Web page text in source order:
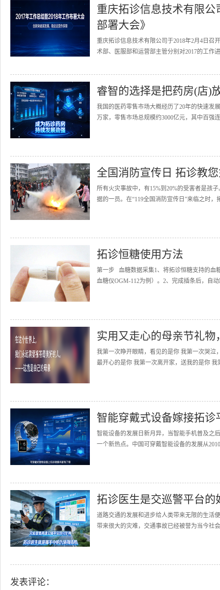
重庆拓诊信息技术有限公
部署大会》
重庆拓诊信息技术有限公司于2018年2月4日召
术部、医服部和运营部主管分别对2017的工作
睿智的选择是把药房(店)
我国的医药零售市场大概经历了20年的快速发
万家，零售市场总规模约3000亿元，其中百强
全国消防宣传日 拓诊教
所有火灾事故中，有15%到20%的受害者是孩
据的一员。在“119全国消防宣传日”来临之时
拓诊恒糖使用方法
第一步 血糖数据采集1、将拓诊恒糖支持的血
血糖仪OGM-112为例）。2、完成插条后，自
实用又走心的母亲节礼
我第一次睁开眼睛，看见的是你 我第一次哭泣
最开心的是你 我第一次离开家，送我的是你
智能穿戴式设备嫁接拓
智能设备的发展日新月异，当智能手机普及之
一个新热点。中国可穿戴智能设备的发展从
拓诊医生是交巡警平台的
道路交通的发展和进步给人类带来无限的生活
带来很大的灾难，交通事故已经被誉为当今社
发表评论：